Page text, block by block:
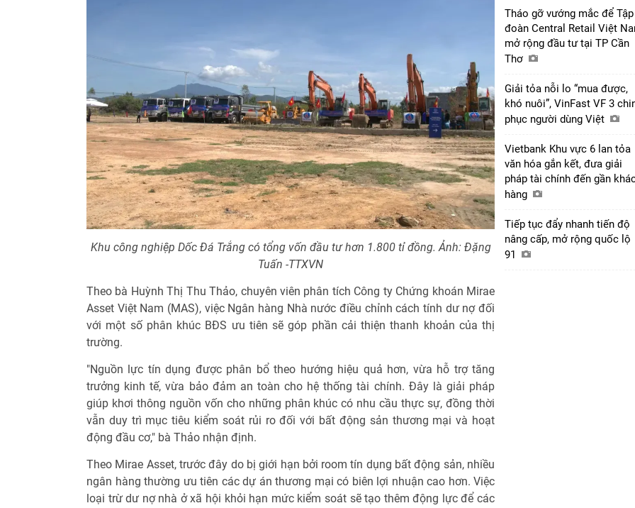
Khu công nghiệp Dốc Đá Trắng có tổng vốn đầu tư hơn 1.800 tỉ đồng. Ảnh: Đặng
Tuấn -TTXVN
Theo bà Huỳnh Thị Thu Thảo, chuyên viên phân tích Công ty Chứng khoán Mirae
Asset Việt Nam (MAS), việc Ngân hàng Nhà nước điều chỉnh cách tính dư nợ đối
với một số phân khúc BĐS ưu tiên sẽ góp phần cải thiện thanh khoản của thị
trường.
"Nguồn lực tín dụng được phân bổ theo hướng hiệu quả hơn, vừa hỗ trợ tăng
trưởng kinh tế, vừa bảo đảm an toàn cho hệ thống tài chính. Đây là giải pháp
giúp khơi thông nguồn vốn cho những phân khúc có nhu cầu thực sự, đồng thời
vẫn duy trì mục tiêu kiểm soát rủi ro đối với bất động sản thương mại và hoạt
động đầu cơ," bà Thảo nhận định.
Theo Mirae Asset, trước đây do bị giới hạn bởi room tín dụng bất động sản, nhiều
ngân hàng thường ưu tiên các dự án thương mại có biên lợi nhuận cao hơn. Việc
loại trừ dư nợ nhà ở xã hội khỏi hạn mức kiểm soát sẽ tạo thêm động lực để các
Tháo gỡ vướng mắc để Tập
đoàn Central Retail Việt
mở rộng đầu tư tại TP Cần
Thơ
Giải tỏa nỗi lo “mua được,
khó nuôi”, VinFast VF 3
phục người dùng Việt
Vietbank Khu vực 6 lan tỏa
văn hóa gắn kết, đưa giải
pháp tài chính đến gần
hàng
Tiếp tục đẩy nhanh tiến độ
nâng cấp, mở rộng quốc lộ
91